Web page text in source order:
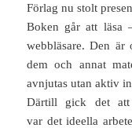
Förlag nu stolt
Boken går att läsa
webbläsare. Den
dem och annat
avnjutas utan aktiv
Därtill gick det att
var det ideella